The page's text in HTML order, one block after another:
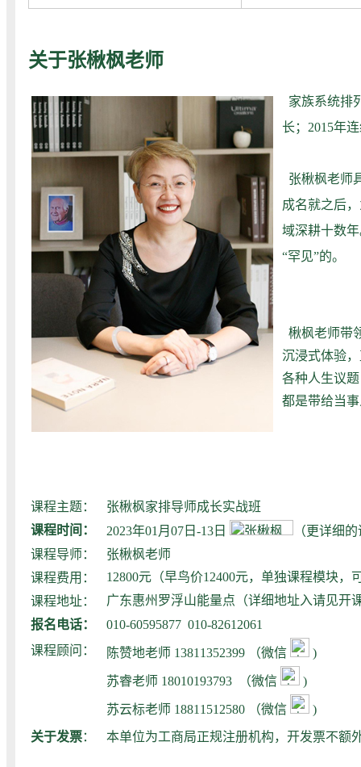
关于张楸枫老师
家族系统排
长；2015年
张楸枫老师
成名就之后
域深耕十数
“罕见”的。
楸枫老师带
沉浸式体验
各种人生议
都是带给当
课程主题：
张楸枫家排导师成长实战班
课程时间：
2023年01月07日-13日 （更详细
课程导师：
张楸枫老师
课程费用：
12800元（早鸟价12400元，单独课程模块，
课程地址：
广东惠州罗浮山能量点（详细地址入请见开
报名电话：
010-60595877 010-82612061
课程顾问：
陈赞地老师 13811352399 （微信 )
苏睿老师 18010193793 （微信 )
苏云标老师 18811512580 （微信
)
关于发票： 本单位为工商局正规注册机构，开发票不额